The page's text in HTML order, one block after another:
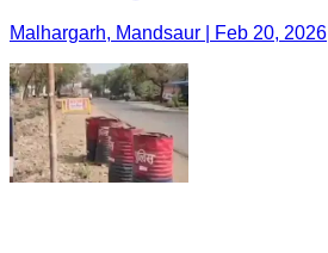
Malhargarh, Mandsaur | Feb 20, 2026